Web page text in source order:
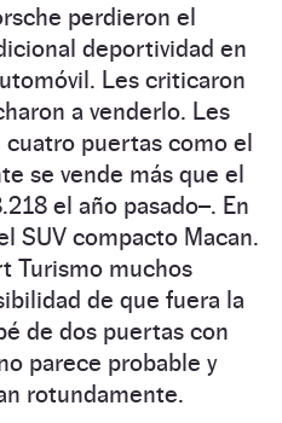
perdieron el
deportividad en
Les criticaron
a venderlo. Les
puertas como el
se vende más que el
el año pasado–. En
SUV compacto Macan.
Turismo muchos
de que fuera la
de dos puertas con
parece probable y
rotundamente.